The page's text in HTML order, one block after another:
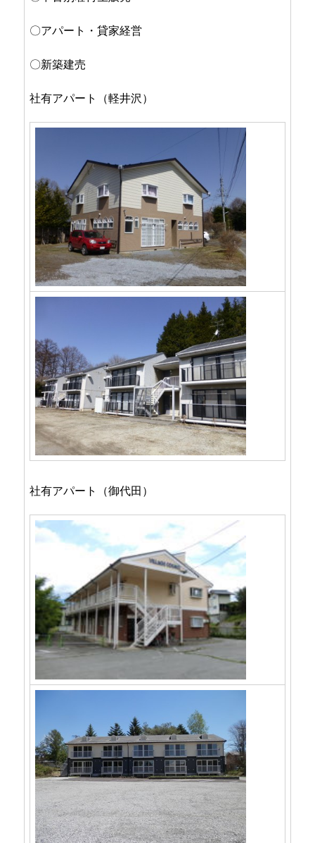
〇アパート・貸家経営
〇新築建売
社有アパート（軽井沢）
社有アパート（御代田）